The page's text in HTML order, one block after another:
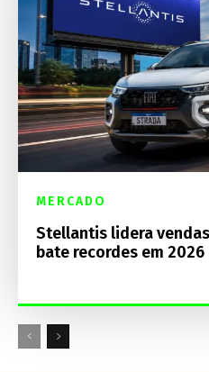
MERCADO
Stellantis lidera
bate recordes em 2026